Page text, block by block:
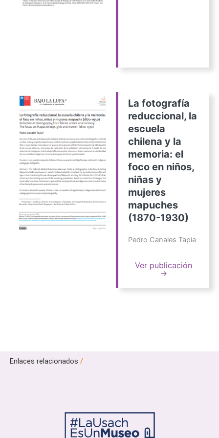
La fotografía
reduccional, la
escuela
chilena y la
memoria: el
foco en niños,
niñas y
mujeres
mapuches
(1870-1930)
Pedro Canales Tapia
Ver publicación
→
Enlaces relacionados /